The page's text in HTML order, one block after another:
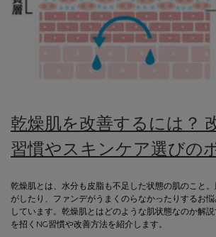
乾燥肌を改善するには？
習慣やスキンケア選びの
乾燥肌とは、水分も皮脂も不足した状態の肌のこと
がしたり、ファンデがうまくのらなかったりするお
しています。乾燥肌とはどのような肌状態なのか解
を招くNG習慣や改善方法を紹介します。